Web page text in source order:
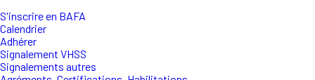
S'inscrire en BAFA
Calendrier
Adhérer
Signalement VHSS
Signalements autres